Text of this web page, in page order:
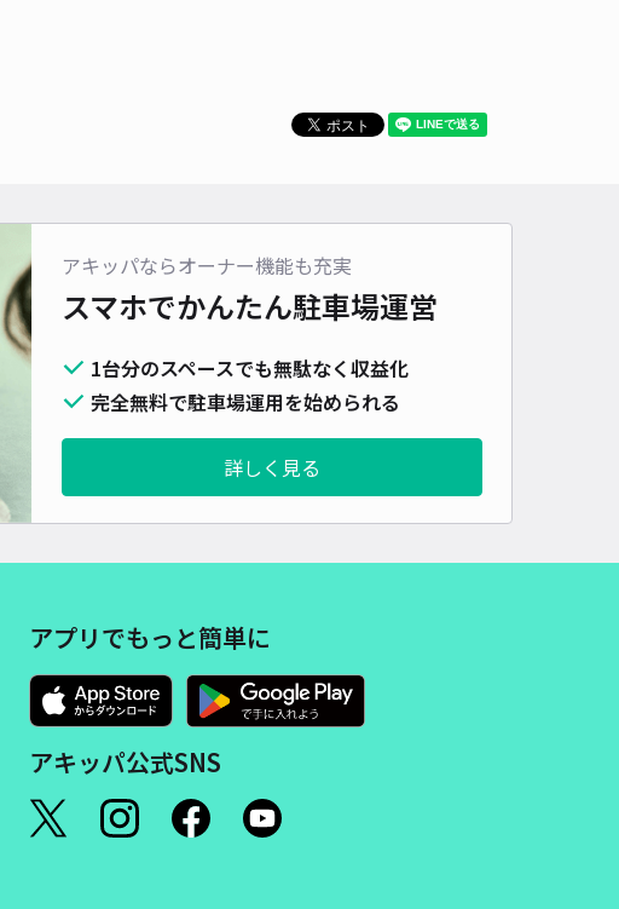
アキッパならオーナー機能も充実
スマホでかんたん駐車場運営
1台分のスペースでも無駄なく収益化
完全無料で駐車場運用を始められる
詳しく見る
アプリでもっと簡単に
アキッパ公式SNS